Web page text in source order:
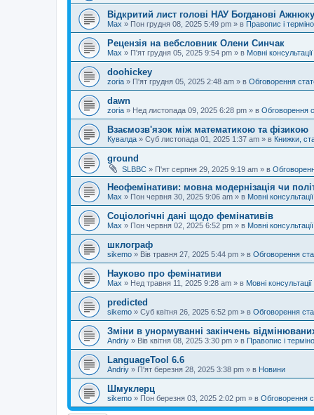
Відкритий лист голові НАУ Богданові
Max » Пон грудня 08, 2025 5:49 pm » в Правопис і
Рецензія на вебсловник Олени Синчак
Max » П'ят грудня 05, 2025 9:54 pm » в Мовні консультації
doohickey
zoria » П'ят грудня 05, 2025 2:48 am » в Обговорення
dawn
zoria » Нед листопада 09, 2025 6:28 pm » в Обговорення
Взаємозв'язок між математикою та фізикою
Кувалда » Суб листопада 01, 2025 1:37 am » в Книжки,
ground
SLBBC » П'ят серпня 29, 2025 9:19 am » в
Неофемінативи: мовна модернізація чи
Max » Пон червня 30, 2025 9:06 am » в Мовні консультації
Соціологічні дані щодо фемінативів
Max » Пон червня 02, 2025 6:52 pm » в Мовні консультації
шклограф
sikemo » Вів травня 27, 2025 5:44 pm » в Обговорення
Науково про фемінативи
Max » Нед травня 11, 2025 9:28 am » в Мовні консультації
predicted
sikemo » Суб квітня 26, 2025 6:52 pm » в Обговорення
Зміни в унормуванні закінчень
Andriy » Вів квітня 08, 2025 3:30 pm » в Правопис і
LanguageTool 6.6
Andriy » П'ят березня 28, 2025 3:38 pm » в Новини
Шмуклерц
sikemo » Пон березня 03, 2025 2:02 pm » в Обговорення